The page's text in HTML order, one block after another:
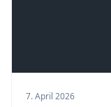
7. April 2026